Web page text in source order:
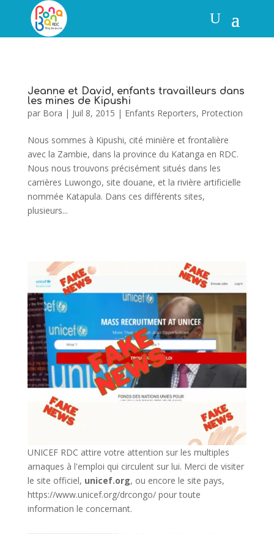
Jeanne et David, enfants travailleurs dans
les mines de Kipushi
par Bora | Juil 8, 2015 | Enfants Reporters, Protection
Nous sommes à Kipushi, cité minière et frontalière
avec la Zambie, dans la province du Katanga en RDC.
Nous nous trouvons précisément situés dans les
carrières Luwongo, site douane, et la rivière artificielle
nommée Katapula. Dans ces différents sites,
plusieurs...
UNICEF RDC attire votre attention sur les multiples
arnaques à l'emploi qui circulent sur lui. Merci de visiter
le site officiel, unicef.org, ou encore le site pays,
https://www.unicef.org/drcongo/pour toute
information le concernant.